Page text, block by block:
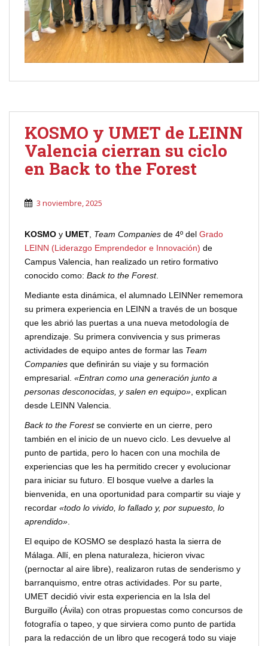
KOSMO y UMET de LEINN
Valencia cierran su ciclo
en Back to the Forest
3 noviembre, 2025
KOSMO y UMET Team Companies de 4º del Grado
LEINN (Liderazgo Emprendedor e Innovación) de
Campus Valencia, han realizado un retiro formativo
conocido como: Back to the Forest.
Mediante esta dinámica, el alumnado LEINNer rememora
su primera experiencia en LEINN a través de un bosque
que les abrió las puertas a una nueva metodología de
aprendizaje. Su primera convivencia y sus primeras
actividades de equipo antes de formar las Team
Companies que definirán su viaje y su formación
empresarial. «Entran como una generación junto a
personas desconocidas, y salen en equipo» , explican
desde LEINN Valencia.
Back to the Forestse convierte en un cierre, pero
también en el inicio de un nuevo ciclo. Les devuelve al
punto de partida, pero lo hacen con una mochila de
experiencias que les ha permitido crecer y evolucionar
para iniciar su futuro. El bosque vuelve a darles la
bienvenida, en una oportunidad para compartir su viaje y
recordar «todo lo vivido, lo fallado y, por supuesto, lo
aprendido»
El equipo de KOSMO se desplazó hasta la sierra de
Málaga. Allí, en plena naturaleza, hicieron vivac
(pernoctar al aire libre), realizaron rutas de senderismo y
barranquismo, entre otras actividades. Por su parte,
UMET decidió vivir esta experiencia en la Isla del
Burguillo (Ávila) con otras propuestas como concursos de
fotografía o tapeo, y que sirviera como punto de partida
para la redacción de un libro que recogerá todo su viaje